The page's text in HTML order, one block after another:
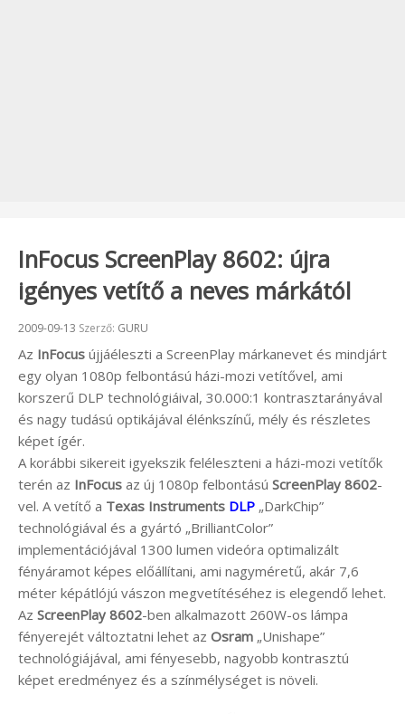
InFocus ScreenPlay 8602: újra
igényes vetítő a neves márkától
Beküldve:
2009-09-13 Szerző: GURU
Az InFocus újjáéleszti a ScreenPlay márkanevet és mindjárt
egy olyan 1080p felbontású házi-mozi vetítővel, ami
korszerű DLP technológiáival, 30.000:1 kontrasztarányával
és nagy tudású optikájával élénkszínű, mély és részletes
képet ígér.
A korábbi sikereit igyekszik feléleszteni a házi-mozi vetítők
terén az InFocus az új 1080p felbontású ScreenPlay 8602-
vel. A vetítő a Texas Instruments DLP „DarkChip”
technológiával és a gyártó „BrilliantColor”
implementációjával 1300 lumen videóra optimalizált
fényáramot képes előállítani, ami nagyméretű, akár 7,6
méter képátlójú vászon megvetítéséhez is elegendő lehet.
Az ScreenPlay 8602-ben alkalmazott 260W-os lámpa
fényerejét változtatni lehet az Osram „Unishape”
technológiájával, ami fényesebb, nagyobb kontrasztú
képet eredményez és a színmélységet is növeli.